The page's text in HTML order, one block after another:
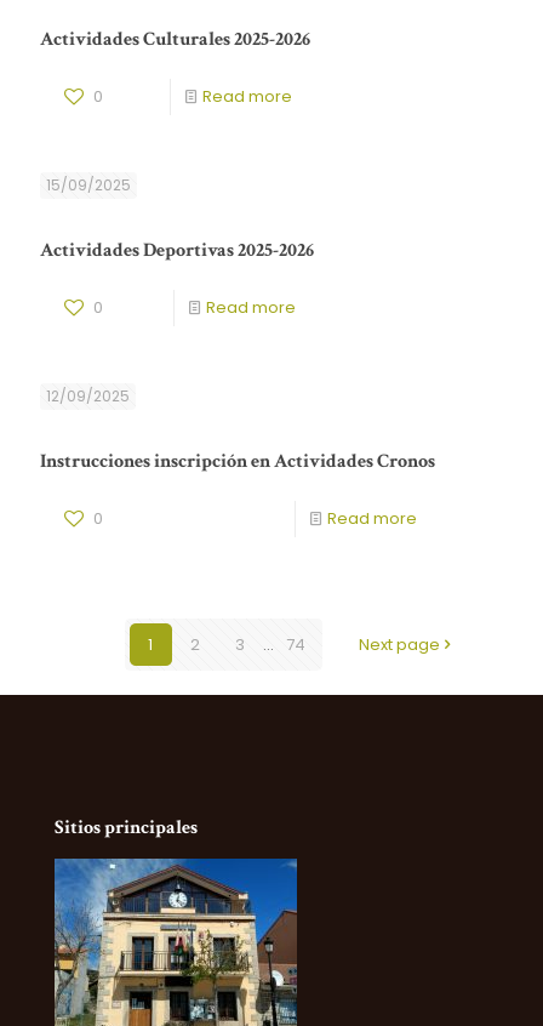
Actividades Culturales 2025-2026
0 Read more
15/09/2025
Actividades Deportivas 2025-2026
0 Read more
12/09/2025
Instrucciones inscripción en Actividades Cronos
0 Read more
1 2 3 ... 74 Next page
Sitios principales